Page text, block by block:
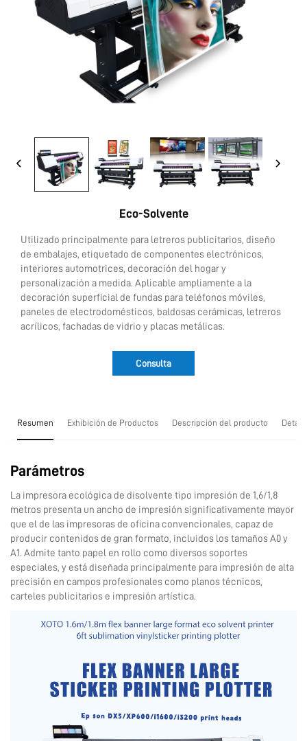
Contáctanos
Eco-Solvente
Utilizado principalmente para letreros publicitarios, diseño
de embalajes, etiquetado de componentes electrónicos,
interiores automotrices, decoración del hogar y
personalización a medida. Aplicable ampliamente a la
decoración superficial de fundas para teléfonos móviles,
paneles de electrodomésticos, baldosas cerámicas, letreros
acrílicos, fachadas de vidrio y placas metálicas.
Consulta
Resumen Exhibición de Productos Descripción del producto
Parámetros
La impresora ecológica de disolvente tipo impresión de 1,6/1,8
metros presenta un ancho de impresión significativamente mayor
que el de las impresoras de oficina convencionales, capaz de
producir contenidos de gran formato, incluidos los tamaños A0 y
A1. Admite tanto papel en rollo como diversos soportes
especiales, y está diseñada principalmente para impresión de alta
precisión en campos profesionales como planos técnicos,
carteles publicitarios e impresión artística.